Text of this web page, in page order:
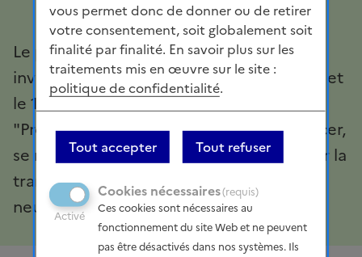
vous permet donc de donner ou de retirer
votre consentement, soit globalement soit
finalité par finalité. En savoir plus sur les
traitements mis en œuvre sur le site :
politique de confidentialité.
Tout accepter Tout refuser
Cookies nécessaires(requis)
Activé
Ces cookies sont nécessaires au
fonctionnement du site Web et ne peuvent
pas être désactivés dans nos systèmes. Ils
Le public et les parties prenantes sont
invités à contribuer entre le 4 novembre et
le 16 décembre 2024 à la question
"Produire de l'énergie, se loger, se déplacer,
se nourrir, consommer : comment réussir la
transition énergétique et atteindre la
neutralité carbone en 2050 ?".